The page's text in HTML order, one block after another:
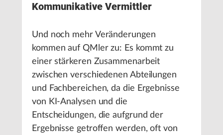
Kommunikative Vermittler
Und noch mehr Veränderungen
kommen auf QMler zu: Es kommt zu
einer stärkeren Zusammenarbeit
zwischen verschiedenen Abteilungen
und Fachbereichen, da die Ergebnisse
von KI-Analysen und die
Entscheidungen, die aufgrund der
Ergebnisse getroffen werden, oft von